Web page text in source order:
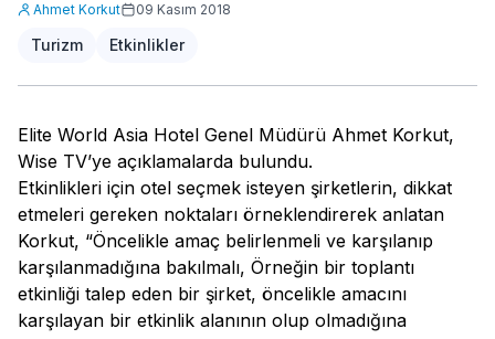
Ahmet Korkut 09 Kasım 2018
Turizm Etkinlikler
Elite World Asia Hotel Genel Müdürü Ahmet Korkut,
Wise TV’ye açıklamalarda bulundu.
Etkinlikleri için otel seçmek isteyen şirketlerin, dikkat
etmeleri gereken noktaları örneklendirerek anlatan
Korkut, “Öncelikle amaç belirlenmeli ve karşılanıp
karşılanmadığına bakılmalı, Örneğin bir toplantı
etkinliği talep eden bir şirket, öncelikle amacını
karşılayan bir etkinlik alanının olup olmadığına